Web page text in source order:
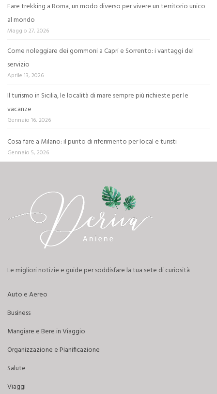
Fare trekking a Roma, un modo diverso per vivere un territorio unico
al mondo
Maggio 27, 2026
Come noleggiare dei gommoni a Capri e Sorrento: i vantaggi del
servizio
Aprile 13, 2026
Il turismo in Sicilia, le località di mare sempre più richieste per le
vacanze
Gennaio 16, 2026
Cosa fare a Milano: il punto di riferimento per local e turisti
Gennaio 5, 2026
Le migliori notizie e guide per soddisfare la tua sete di curiosità
Auto e Aereo
Business
Mangiare e Bere in Viaggio
Organizzazione e Pianificazione
Salute
Viaggi